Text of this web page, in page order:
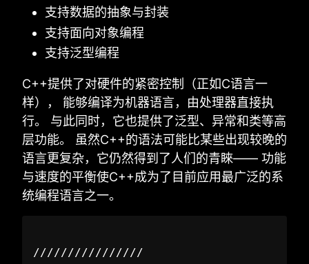
支持数据的抽象与封装
支持面向对象编程
支持泛型编程
C++提供了对硬件的紧密控制（正如C语言一
样）， 能够编译为机器语言，由处理器直接执
行。 与此同时，它也提供了泛型、异常和类等高
层功能。 虽然C++的语法可能比某些出现较晚的
语言更复杂，它仍然得到了人们的青睞—— 功能
与速度的平衡使C++成为了目前应用最广泛的系
统编程语言之一。